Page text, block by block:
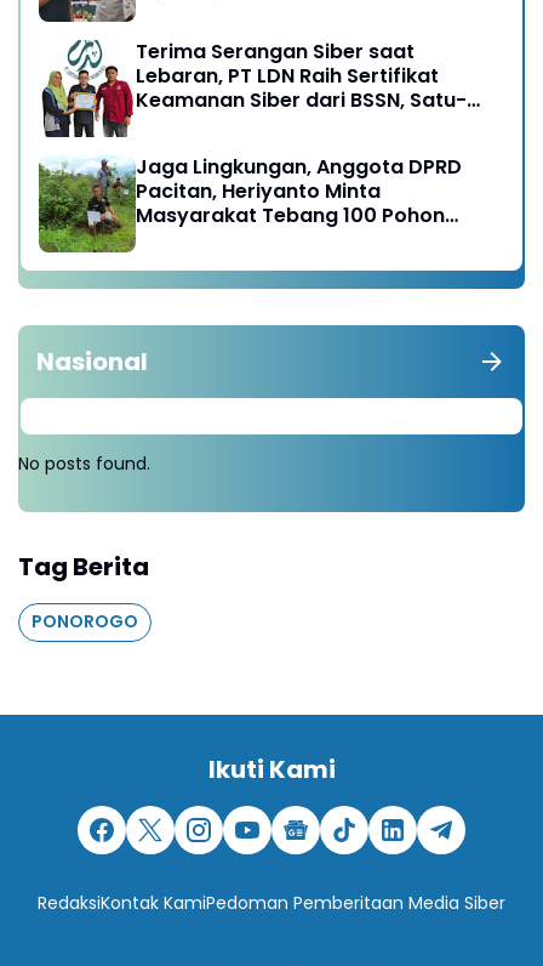
Terima Serangan Siber saat
Lebaran, PT LDN Raih Sertifikat
Keamanan Siber dari BSSN, Satu-
Jaga Lingkungan, Anggota DPRD
Pacitan, Heriyanto Minta
Masyarakat Tebang 100 Pohon
Nasional
No posts found.
Tag Berita
PONOROGO
Ikuti Kami
RedaksiKontak KamiPedoman Pemberitaan Media Siber